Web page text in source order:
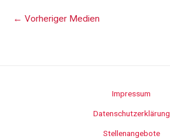
← Vorheriger Medien
Impressum
Datenschutzerklärung
Stellenangebote